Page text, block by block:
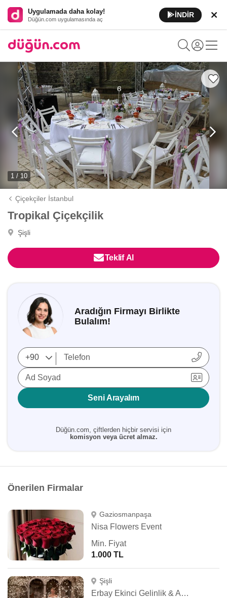
Uygulamada daha kolay!
Düğün.com uygulamasında aç
İNDİR
1 / 10
Çiçekçiler İstanbul
Tropikal Çiçekçilik
Şişli
Teklif Al
Aradığın Firmayı Birlikte
Bulalım!
Ad Soyad
Seni Arayalım
Düğün.com, çiftlerden hiçbir servisi için
komisyon veya ücret almaz.
Önerilen Firmalar
Gaziosmanpaşa
Nisa Flowers Event
Min. Fiyat
1.000 TL
Şişli
Erbay Ekinci Gelinlik & Abiye